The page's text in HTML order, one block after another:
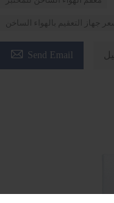
جهاز التعقيم بالهواء الساخن
 Send Email